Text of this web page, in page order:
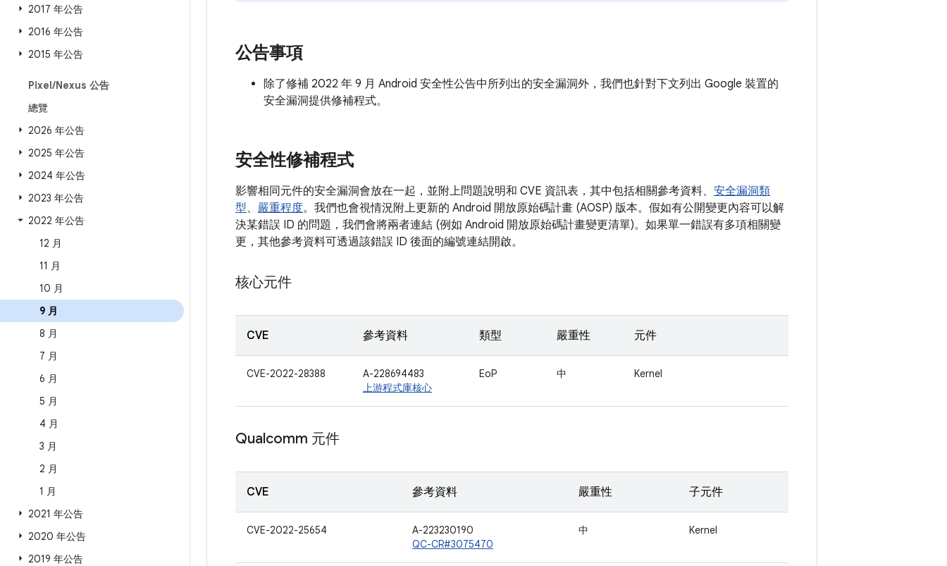
2017 年公告
2016 年公告
2015 年公告
Pixel/Nexus 公告
總覽
2026 年公告
2025 年公告
2024 年公告
2023 年公告
2022 年公告
12 月
11 月
10 月
9 月
8 月
7 月
6 月
5 月
4 月
3 月
2 月
1 月
2021 年公告
2020 年公告
2019 年公告
公告事項
除了修補 2022 年 9 月 Android 安全性公告中所列出的安全漏洞外，我們也針對下文列出 Google 裝置的
安全漏洞提供修補程式。
安全性修補程式
影響相同元件的安全漏洞會放在一起，並附上問題說明和 CVE 資訊表，其中包括相關參考資料、 安全漏洞類
型、 嚴重程度。我們也會視情況附上更新的 Android 開放原始碼計畫 (AOSP) 版本。假如有公開變更內容可以解
決某錯誤 ID 的問題，我們會將兩者連結 (例如 Android 開放原始碼計畫變更清單)。如果單一錯誤有多項相關變
更，其他參考資料可透過該錯誤 ID 後面的編號連結開啟。
核心元件
CVE 參考資料 類型 嚴重性 元件
CVE-2022-28388
A-228694483
上游程式庫核心
EoP 中 Kernel
Qualcomm 元件
CVE 參考資料 嚴重性 子元件
CVE-2022-25654
A-223230190
QC-CR#3075470
中 Kernel